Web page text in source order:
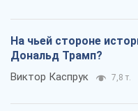
На чьей стороне
Дональд Трамп?
Виктор Каспрук 7,8 т.